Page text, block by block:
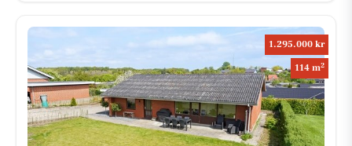
1.295.000 kr
114 m2